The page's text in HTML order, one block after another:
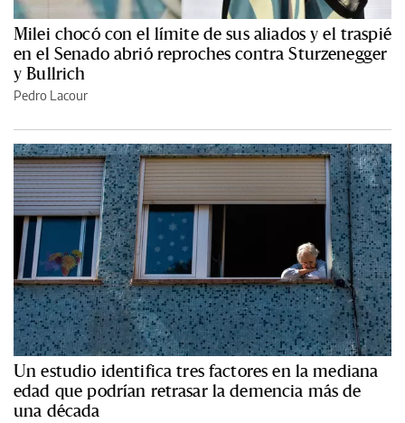
Milei chocó con el límite de sus aliados y el traspié
en el Senado abrió reproches contra Sturzenegger
y Bullrich
Pedro Lacour
Un estudio identifica tres factores en la mediana
edad que podrían retrasar la demencia más de
una década